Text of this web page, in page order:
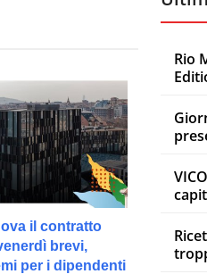
il contratto
brevi,
per i dipendenti
Rio